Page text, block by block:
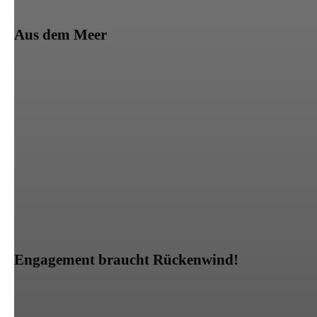
Aus dem Meer
Engagement braucht Rückenwind!